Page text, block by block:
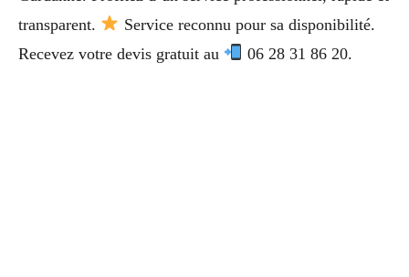
transparent.
Service reconnu pour sa disponibilité.
Recevez votre devis gratuit au
06 28 31 86 20.